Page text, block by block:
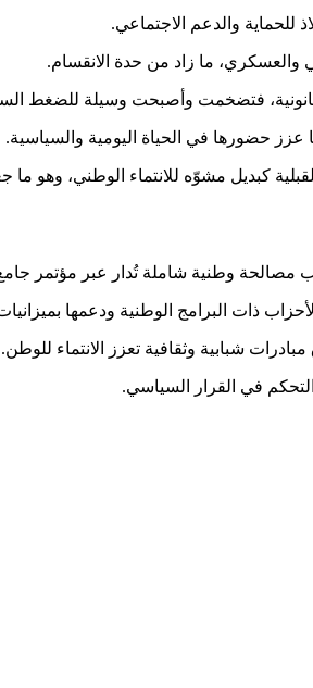
للحماية والدعم الاجتماعي.
والعسكري، ما زاد من حدة الانقسام.
فتضخمت وأصبحت وسيلة للضغط
عزز حضورها في الحياة اليومية والسياسية.
وطنية شاملة تُدار عبر مؤتمر جامع
ذات البرامج الوطنية ودعمها
مبادرات شبابية وثقافية تعزز الانتماء للوطن.
في القرار السياسي.